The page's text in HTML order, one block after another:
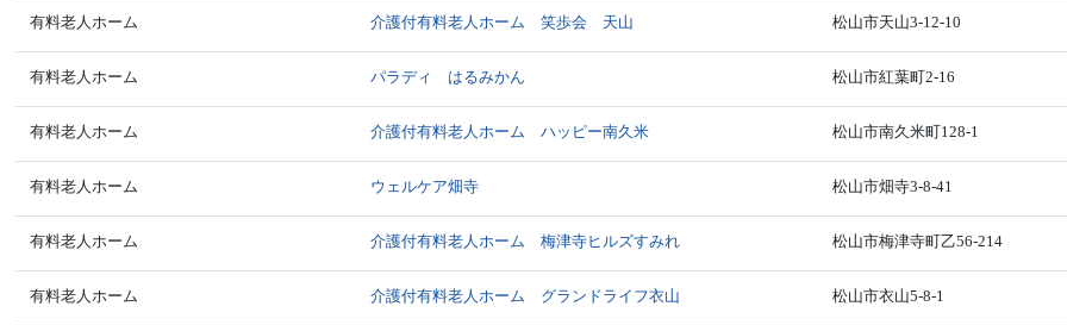
有料老人ホーム 介護付有料老人ホーム 笑歩会 天山 松山市天山3-12-10
有料老人ホーム パラディ はるみかん 松山市紅葉町2-16
有料老人ホーム 介護付有料老人ホーム ハッピー南久米 松山市南久米町128-1
有料老人ホーム ウェルケア畑寺 松山市畑寺3-8-41
有料老人ホーム 介護付有料老人ホーム 梅津寺ヒルズすみれ 松山市梅津寺町乙56-214
有料老人ホーム 介護付有料老人ホーム グランドライフ衣山 松山市衣山5-8-1